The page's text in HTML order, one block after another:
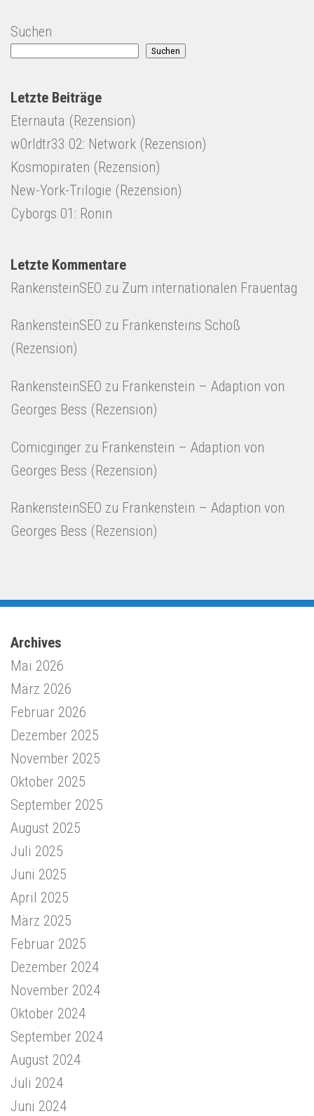
Suchen
Suchen
Letzte Beiträge
Eternauta (Rezension)
w0rldtr33 02: Network (Rezension)
Kosmopiraten (Rezension)
New-York-Trilogie (Rezension)
Cyborgs 01: Ronin
Letzte Kommentare
RankensteinSEO zu Zum internationalen Frauentag
RankensteinSEO zu Frankensteins Schoß
(Rezension)
RankensteinSEO zu Frankenstein – Adaption von
Georges Bess (Rezension)
Comicginger zu Frankenstein – Adaption von
Georges Bess (Rezension)
RankensteinSEO zu Frankenstein – Adaption von
Georges Bess (Rezension)
Archives
Mai 2026
März 2026
Februar 2026
Dezember 2025
November 2025
Oktober 2025
September 2025
August 2025
Juli 2025
Juni 2025
April 2025
März 2025
Februar 2025
Dezember 2024
November 2024
Oktober 2024
September 2024
August 2024
Juli 2024
Juni 2024